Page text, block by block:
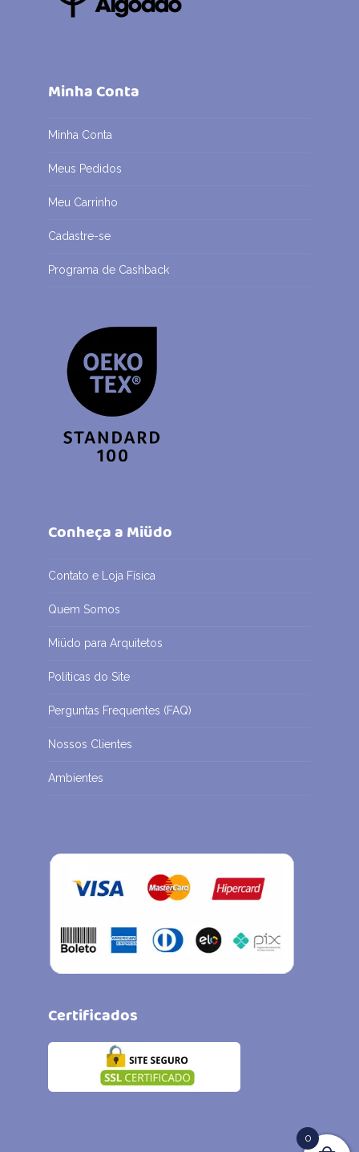
Minha Conta
Minha Conta
Meus Pedidos
Meu Carrinho
Cadastre-se
Programa de Cashback
Conheça a Miüdo
Contato e Loja Física
Quem Somos
Miüdo para Arquitetos
Políticas do Site
Perguntas Frequentes (FAQ)
Nossos Clientes
Ambientes
Certificados
0